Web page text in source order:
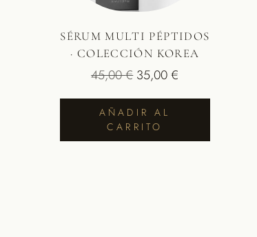
SÉRUM MULTI PÉPTIDOS
· COLECCIÓN KOREA
45,00€ 35,00€
AÑADIR AL
CARRITO